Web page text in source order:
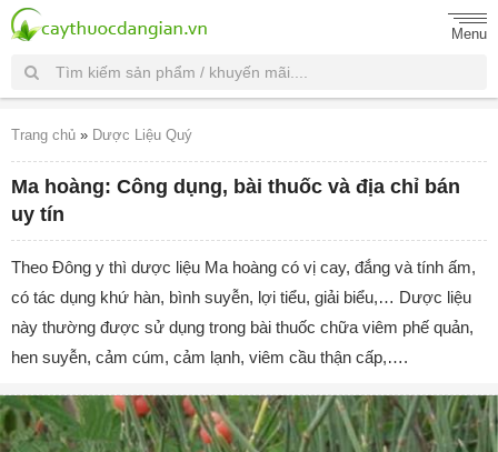
Menu
Trang chủ » Dược Liệu Quý
Ma hoàng: Công dụng, bài thuốc và địa chỉ bán
uy tín
Theo Đông y thì dược liệu Ma hoàng có vị cay, đắng và tính ấm,
có tác dụng khứ hàn, bình suyễn, lợi tiểu, giải biểu,… Dược liệu
này thường được sử dụng trong bài thuốc chữa viêm phế quản,
hen suyễn, cảm cúm, cảm lạnh, viêm cầu thận cấp,….